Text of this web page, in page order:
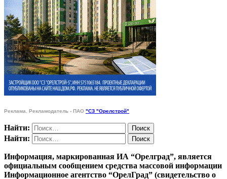
Реклама. Рекламодатель - ПАО "СЗ "Орелстрой"
Найти:
Найти:
Информация, маркированная ИА “Орелград”, является
официальным сообщением средства массовой информации
Информационное агентство “ОрелГрад” (свидетельство о